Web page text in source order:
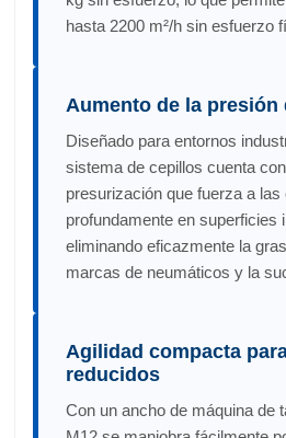
hasta 2200 m²/h sin esfuerzo
Aumento de la presión
Diseñado para entornos
sistema de cepillos cuenta
presurización que fuerza a
profundamente en superficies
eliminando eficazmente la
marcas de neumáticos y la
Agilidad compacta
reducidos
Con un ancho de máquina de